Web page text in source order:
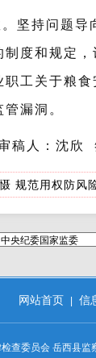
坚持问题
度和规定
工关于粮
漏洞。
稿人：沈欣
规范用权防
网站首页 信
查委员会 岳西县监